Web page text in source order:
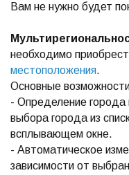
Вам не нужно будет
необходимо
местоположения.
Основные
- Определение города
выбора города из
всплывающем окне.
- Автоматическое
зависимости от